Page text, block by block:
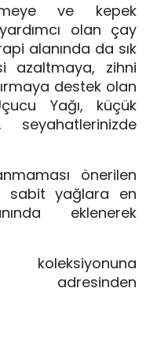
ve kepek
olan çay
alanında da sık
azaltmaya, zihni
destek olan
Yağı, küçük
önerilen
sabit yağlara en
eklenerek
adresinden